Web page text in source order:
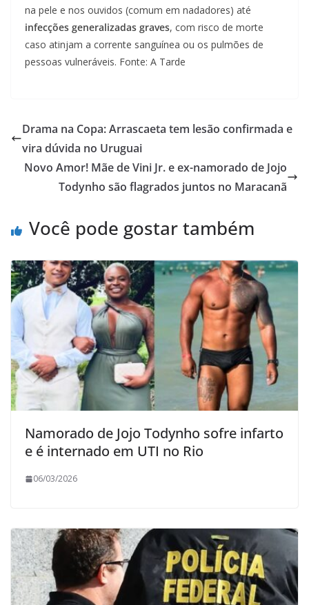
na pele e nos ouvidos (comum em nadadores) até
infecções generalizadas graves, com risco de morte
caso atinjam a corrente sanguínea ou os pulmões de
pessoas vulneráveis. Fonte: A Tarde
Drama na Copa: Arrascaeta tem lesão confirmada e
vira dúvida no Uruguai
Novo Amor! Mãe de Vini Jr. e ex-namorado de Jojo
Todynho são flagrados juntos no Maracanã
Você pode gostar também
Namorado de Jojo Todynho sofre infarto
e é internado em UTI no Rio
06/03/2026